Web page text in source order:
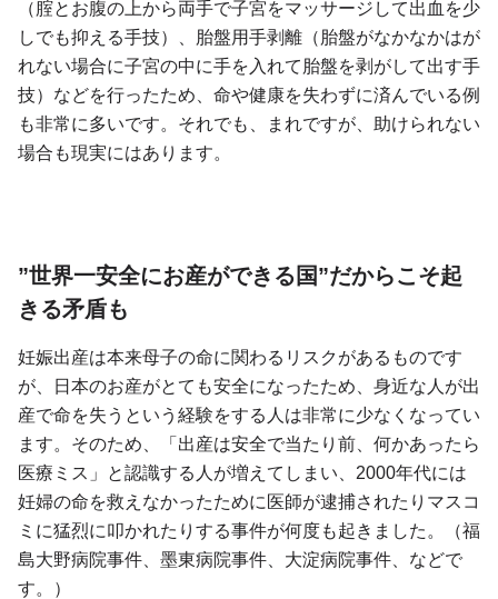
（腟とお腹の上から両手で子宮をマッサージして出血を少
しでも抑える手技）、胎盤用手剥離（胎盤がなかなかはが
れない場合に子宮の中に手を入れて胎盤を剥がして出す手
技）などを行ったため、命や健康を失わずに済んでいる例
も非常に多いです。それでも、まれですが、助けられない
場合も現実にはあります。
”世界一安全にお産ができる国”だからこそ起
きる矛盾も
妊娠出産は本来母子の命に関わるリスクがあるものです
が、日本のお産がとても安全になったため、身近な人が出
産で命を失うという経験をする人は非常に少なくなってい
ます。そのため、「出産は安全で当たり前、何かあったら
医療ミス」と認識する人が増えてしまい、2000年代には
妊婦の命を救えなかったために医師が逮捕されたりマスコ
ミに猛烈に叩かれたりする事件が何度も起きました。（福
島大野病院事件、墨東病院事件、大淀病院事件、などで
す。）